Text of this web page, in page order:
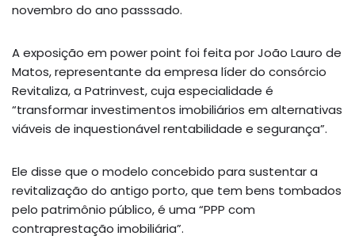
novembro do ano passsado.
A exposição em power point foi feita por João Lauro de
Matos, representante da empresa líder do consórcio
Revitaliza, a Patrinvest, cuja especialidade é
“transformar investimentos imobiliários em alternativas
viáveis de inquestionável rentabilidade e segurança”.
Ele disse que o modelo concebido para sustentar a
revitalização do antigo porto, que tem bens tombados
pelo patrimônio público, é uma “PPP com
contraprestação imobiliária”.